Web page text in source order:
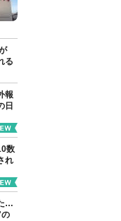
る
報
日
数
れ
…